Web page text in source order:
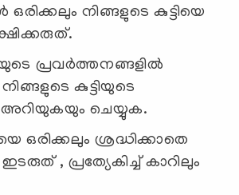
നിങ്ങളുടെ കുട്ടിയെ
പ്രവർത്തനങ്ങളിൽ
കുട്ടിയുടെ
ചെയ്യുക.
ഒരിക്കലും ശ്രദ്ധിക്കാതെ
, പ്രത്യേകിച്ച് കാറിലും